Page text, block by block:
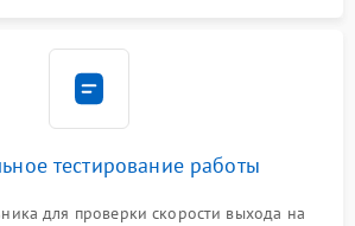
тестирование работы
для проверки скорости выхода на